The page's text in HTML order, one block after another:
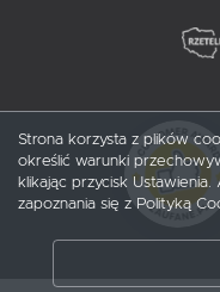
Strona korzysta z plików
określić warunki
klikając przycisk
zapoznania się z Polityką